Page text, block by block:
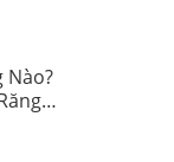
Nào?